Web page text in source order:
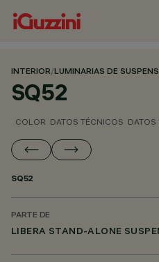
INTERIOR/LUMINARIAS DE
SQ52
COLOR DATOS TÉCNICOS DATOS
SQ52
PARTE DE
LIBERA STAND-ALONE